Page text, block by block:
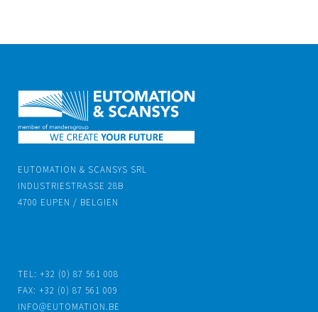
EUTOMATION & SCANSYS SRL
INDUSTRIESTRASSE 28B
4700 EUPEN / BELGIEN
TEL: +32 (0) 87 561 008
FAX: +32 (0) 87 561 009
INFO@EUTOMATION.BE